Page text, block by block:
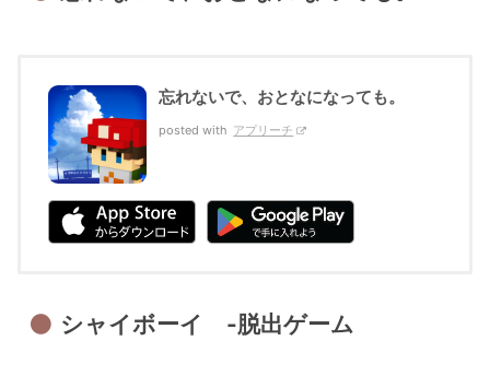
忘れないで、おとなになっても。
posted with アプリーチ
シャイボーイ -脱出ゲーム